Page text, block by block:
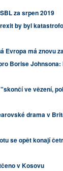
za srpen 2019
by byl
Evropa má znovu
Borise Johnsona:
ve vězení,
drama v
se opět konají
v Kosovu